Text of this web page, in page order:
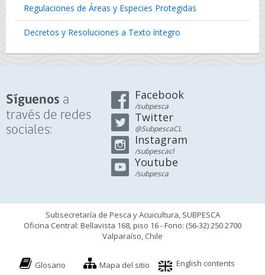
Regulaciones de Áreas y Especies Protegidas
Decretos y Resoluciones a Texto íntegro
Síguenos a
través de redes
sociales:
Facebook
/subpesca
Twitter
@SubpescaCL
Instagram
/subpescacl
Youtube
/subpesca
Subsecretaría de Pesca y Acuicultura, SUBPESCA
Oficina Central: Bellavista 168, piso 16 - Fono: (56-32) 250 2700
Valparaíso, Chile
Glosario Mapa del sitio English contents